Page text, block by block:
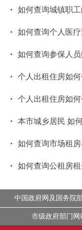
走进北京
北京概况
ENGLISH
DEUTSCH
· 如何查询城镇职
· 如何查询个人医疗
· 如何查询参保人员
· 个人出租住房如何
· 个人出租住房如何
· 本市城乡居民 如
· 如何查询市场租
· 如何查询公租房
中国政府网及国务院
市级政府部门网